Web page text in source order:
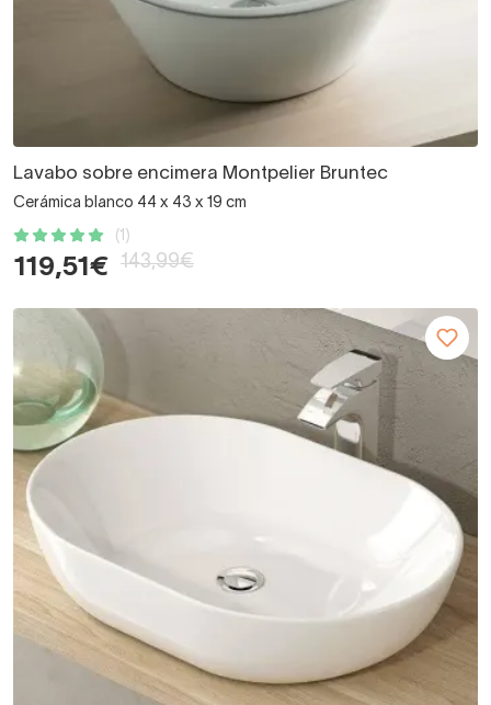
Lavabo sobre encimera Montpelier Bruntec
Cerámica blanco 44 x 43 x 19 cm
(1)
119,51€ 143,99€